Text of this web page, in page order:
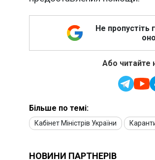
Не пропустіть
Або читайте
Більше по темі:
Кабінет Міністрів України